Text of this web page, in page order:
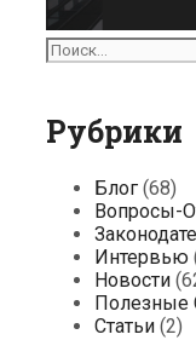
Поиск
для:
Рубрики
Блог (68)
Вопросы-
Интервью
Новости
Полезные
Статьи (2)